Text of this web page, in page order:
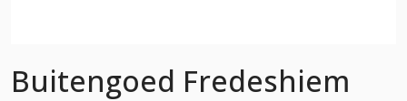
Buitengoed Fredeshiem